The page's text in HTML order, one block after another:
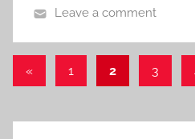
Leave a comment
文
導
«Previous
1 2 3